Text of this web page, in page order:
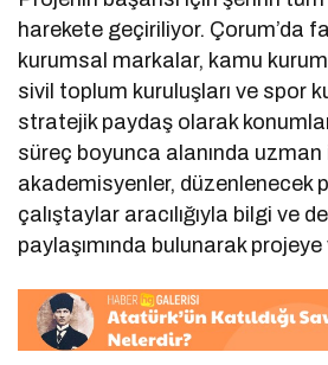
harekete geçiriliyor. Çorum’da
kurumsal markalar, kamu
sivil toplum kuruluşları ve spor
stratejik paydaş olarak
süreç boyunca alanında uzman
akademisyenler, düzenlenecek
çalıştaylar aracılığıyla bilgi ve
paylaşımında bulunarak